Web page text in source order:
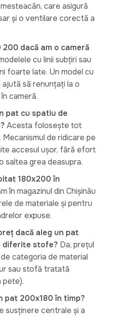
care asigură
și o ventilare corectă a
dacă am o cameră
cu linii subțiri sau
foarte late. Un model cu
să renunțați la o
cameră.
pat cu spatiu de
Acesta folosește tot
de ridicare pe
accesul ușor, fără efort
saltea grea deasupra.
180x200 în
în magazinul din Chișinău
de materiale și pentru
expuse.
dacă aleg un pat
diferite stofe? Da, prețul
categoria de material
sau stofă tratată
pat 200x180 în timp?
susținere centrale și a